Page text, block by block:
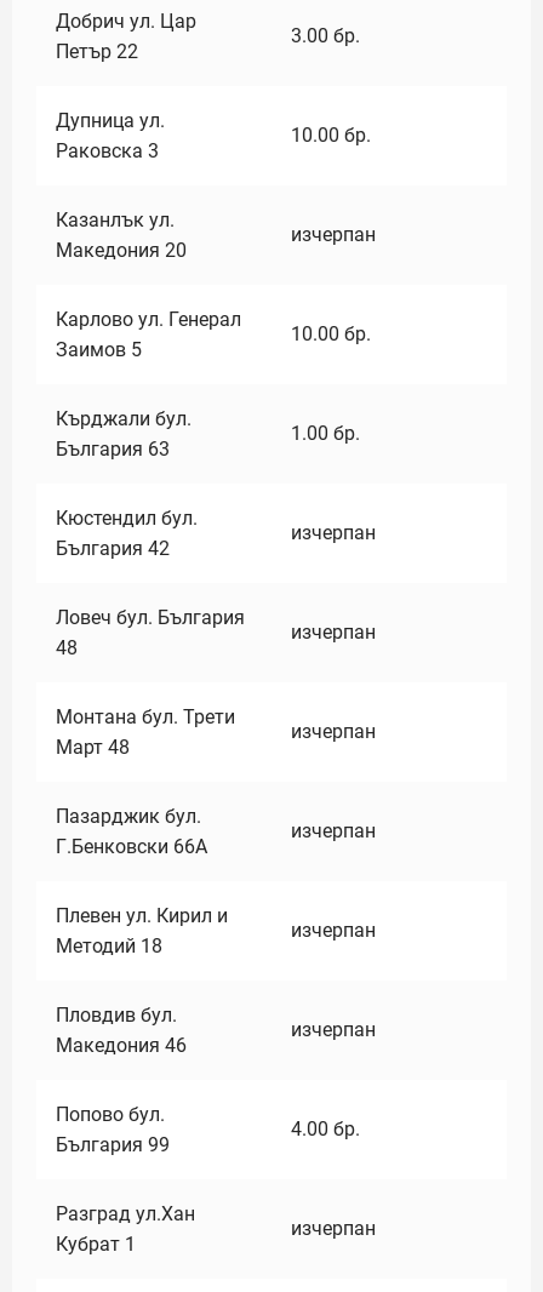
Добрич ул. Цар
Петър 22
3.00 бр.
Дупница ул.
Раковска 3
10.00 бр.
Казанлък ул.
Македония 20
изчерпан
Карлово ул. Генерал
Заимов 5
10.00 бр.
Кърджали бул.
България 63
1.00 бр.
Кюстендил бул.
България 42
изчерпан
Ловеч бул. България
48
изчерпан
Монтана бул. Трети
Март 48
изчерпан
Пазарджик бул.
Г.Бенковски 66А
изчерпан
Плевен ул. Кирил и
Методий 18
изчерпан
Пловдив бул.
Македония 46
изчерпан
Попово бул.
България 99
4.00 бр.
Разград ул.Хан
Кубрат 1
изчерпан